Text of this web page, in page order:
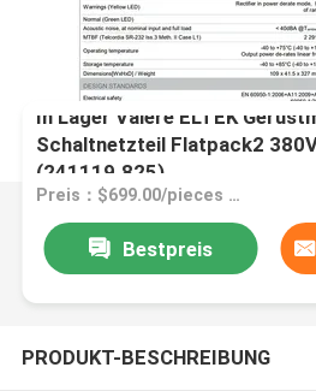
In Lager Valere ELTEK
Schaltnetzteil Flatpack2
(241119.825)
Preis：$699.00/pieces 1-9 pieces
Bestpreis
PRODUKT-BESCHREIBUNG